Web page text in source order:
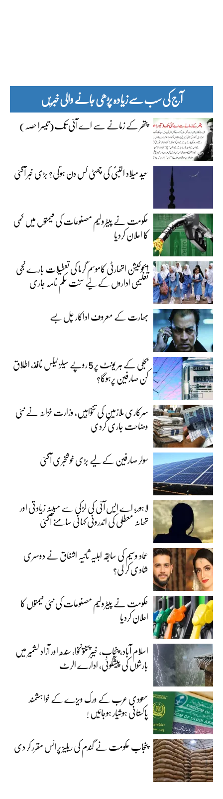
آج کی سب سے زیادہ پڑھی جانے والی خبریں
پتھر کے زمانے سے اے آئی تک(تیسرا حصہ)
عید میلاد النبیؐ کی چھٹی کس دن ہوگی؟ بڑی خبر آگئی
حکومت نے پیٹرولیم مصنوعات کی قیمتوں میں کمی
کا اعلان کردیا
ایجوکیشن اتھارٹی کاموسمِ گرما کی تعطیلات بارے نجی
تعلیمی اداروں کے لیے سخت حکم نامہ جاری
بھارت کے معروف اداکار چل بسے
بجلی کے ہر یونٹ پر 5 روپے سیلز ٹیکس نافذ، اطلاق
کن صارفین پرہوگا؟
سرکاری ملازمین کی تنخواہیں، وزارت خزانہ نے نئی
وضاحت جاری کردی
سولر صارفین کے لیے بڑی خوشخبری آگئی
لاہور؛ اے ایس آئی کی لڑکی سے مبینہ زیادتی اور
تھانہ معطلی کی اندرونی کہانی سامنے آگئی
عماد وسیم کی سابقہ اہلیہ ثانیہ اشفاق نے دوسری
شادی کر لی؟
حکومت نے پیٹرولیم مصنوعات کی نئی قیمتوں کا
اعلان کردیا
اسلام آباد، پنجاب، خیبرپختونخوا، سندھ اور آزاد کشمیر میں
بارشوں کی پیشگوئی، ادارے الرٹ
سعودی عرب کے ورک ویزے کے خواہشمند
پاکستانی ہوشیار ہوجائیں !
پنجاب حکومت نے گندم کی ریلیز پرائس مقرر کر دی‎